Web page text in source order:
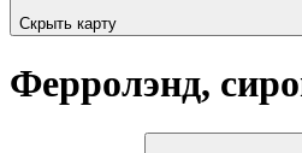
Скрыть карту
Ферролэнд,